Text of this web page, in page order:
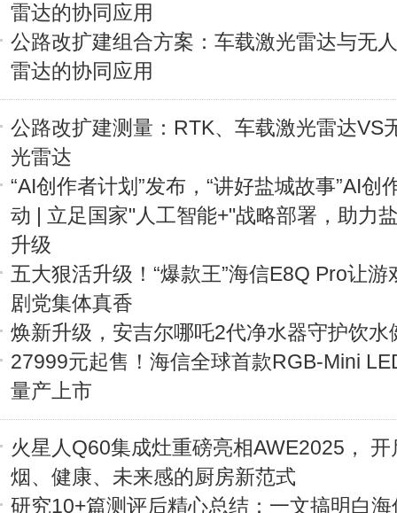
雷达的协同应用
公路改扩建组合方案：车载激光雷达与无
雷达的协同应用
公路改扩建测量：RTK、车载激光雷达VS
光雷达
“AI创作者计划”发布，“讲好盐城故事”AI创
动 | 立足国家"人工智能+"战略部署，助力
升级
五大狠活升级！“爆款王”海信E8Q Pro让游
剧党集体真香
焕新升级，安吉尔哪吒2代净水器守护饮水
27999元起售！海信全球首款RGB-Mini
量产上市
火星人Q60集成灶重磅亮相AWE2025， 开
烟、健康、未来感的厨房新范式
研究10+篇测评后精心总结：一文搞明白海